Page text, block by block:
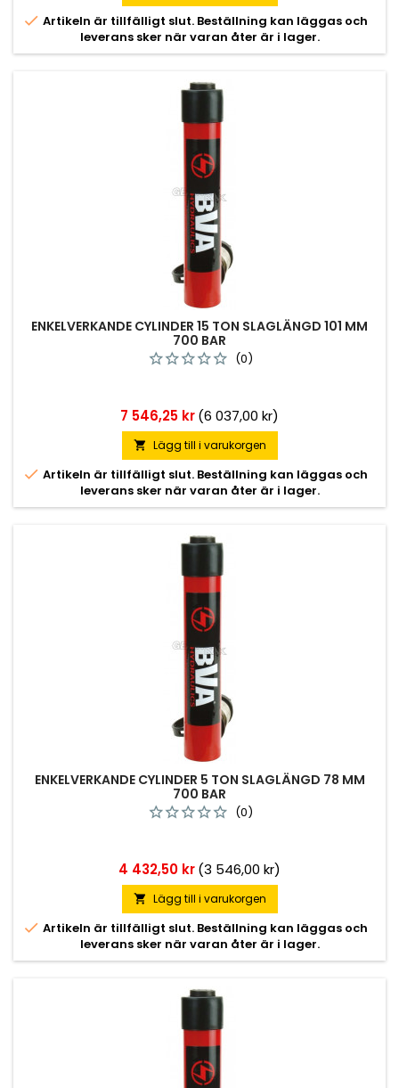
 Artikeln är tillfälligt slut. Beställning kan läggas och
leverans sker när varan åter är i lager.
ENKELVERKANDE CYLINDER 15 TON SLAGLÄNGD 101 MM
700 BAR
(0)
Pris
7 546,25 kr(6 037,00 kr)
 Lägg till i varukorgen
 Artikeln är tillfälligt slut. Beställning kan läggas och
leverans sker när varan åter är i lager.
ENKELVERKANDE CYLINDER 5 TON SLAGLÄNGD 78 MM
700 BAR
(0)
Pris
4 432,50 kr(3 546,00 kr)
 Lägg till i varukorgen
 Artikeln är tillfälligt slut. Beställning kan läggas och
leverans sker när varan åter är i lager.